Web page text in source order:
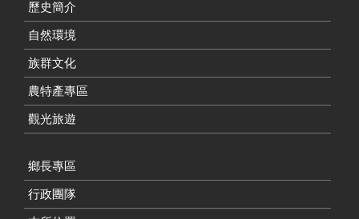
歷史簡介
自然環境
族群文化
農特產專區
觀光旅遊
鄉長專區
行政團隊